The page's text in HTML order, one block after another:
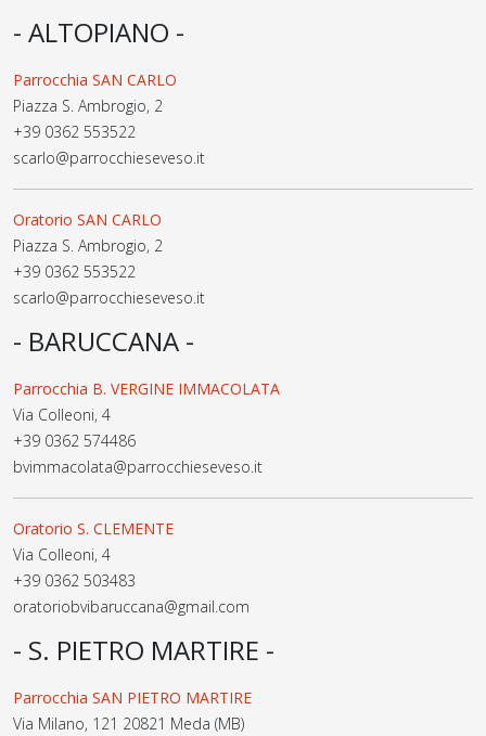
- ALTOPIANO -
Parrocchia SAN CARLO
Piazza S. Ambrogio, 2
+39 0362 553522
scarlo@parrocchieseveso.it
Oratorio SAN CARLO
Piazza S. Ambrogio, 2
+39 0362 553522
scarlo@parrocchieseveso.it
- BARUCCANA -
Parrocchia B. VERGINE IMMACOLATA
Via Colleoni, 4
+39 0362 574486
bvimmacolata@parrocchieseveso.it
Oratorio S. CLEMENTE
Via Colleoni, 4
+39 0362 503483
oratoriobvibaruccana@gmail.com
- S. PIETRO MARTIRE -
Parrocchia SAN PIETRO MARTIRE
Via Milano, 121 20821 Meda (MB)